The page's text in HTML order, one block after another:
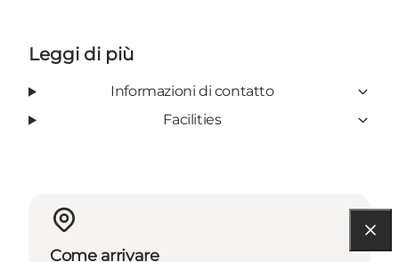
Leggi di più
Informazioni di contatto
Facilities
Come arrivare